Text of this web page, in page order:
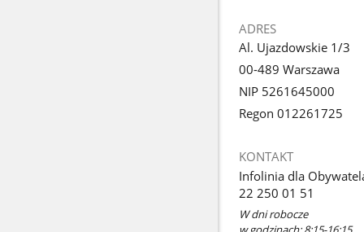
ADRES
Al. Ujazdowskie 1/3
00-489 Warszawa
NIP 5261645000
Regon 012261725
KONTAKT
Infolinia dla
22 250 01 51
W dni robocze